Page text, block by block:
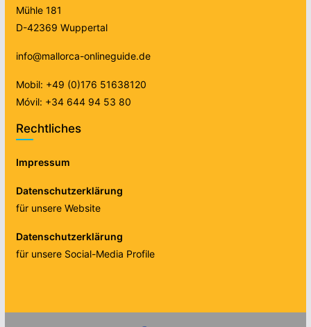
Mühle 181
D-42369 Wuppertal
info@mallorca-onlineguide.de
Mobil: +49 (0)176 51638120
Móvil: +34 644 94 53 80
Rechtliches
Impressum
Datenschutzerklärung
für unsere Website
Datenschutzerklärung
für unsere Social-Media Profile